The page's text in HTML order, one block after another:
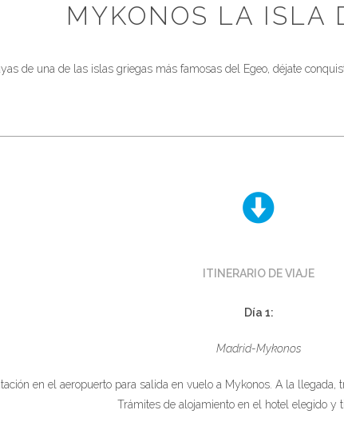
MYKONOS LA ISLA
de una de las islas griegas más famosas del Egeo, déjate
ITINERARIO DE VIAJE
Día 1:
Madrid-Mykonos
en el aeropuerto para salida en vuelo a Mykonos. A la llegada,
Trámites de alojamiento en el hotel elegido y